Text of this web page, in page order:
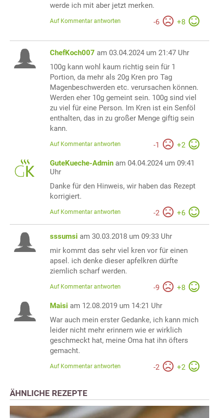
werde ich mit aber jetzt merken.
-6 +8
Auf Kommentar antworten
ChefKoch007 am 03.04.2024 um 21:47 Uhr
100g kann wohl kaum richtig sein für 1
Portion, da mehr als 20g Kren pro Tag
Magenbeschwerden etc. verursachen können.
Werden eher 10g gemeint sein. 100g sind viel
zu viel für eine Person. Im Kren ist ein Senföl
enthalten, das in zu großer Menge giftig sein
kann.
-1 +2
Auf Kommentar antworten
GuteKueche-Admin am 04.04.2024 um 09:41
Uhr
Danke für den Hinweis, wir haben das Rezept
korrigiert.
-2 +6
Auf Kommentar antworten
sssumsi am 30.03.2018 um 09:33 Uhr
mir kommt das sehr viel kren vor für einen
apsel. ich denke dieser apfelkren dürfte
ziemlich scharf werden.
-9 +8
Auf Kommentar antworten
Maisi am 12.08.2019 um 14:21 Uhr
War auch mein erster Gedanke, ich kann mich
leider nicht mehr erinnern wie er wirklich
geschmeckt hat, meine Oma hat ihn öfters
gemacht.
-2 +2
Auf Kommentar antworten
ÄHNLICHE REZEPTE